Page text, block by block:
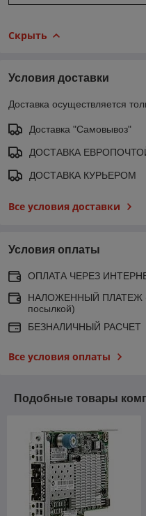
Скрыть
Условия доставки
Доставка осуществляется
Доставка "Самовывоз"
ДОСТАВКА ЕВРОПОЧТОЙ
ДОСТАВКА КУРЬЕРОМ
Все условия доставки
Условия оплаты
ОПЛАТА ЧЕРЕЗ
НАЛОЖЕННЫЙ ПЛАТЕЖ
посылкой)
БЕЗНАЛИЧНЫЙ РАСЧЕТ
Все условия оплаты
Подобные товары